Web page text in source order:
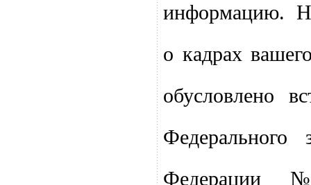
информацию.
о кадрах
обусловлено
Федерального